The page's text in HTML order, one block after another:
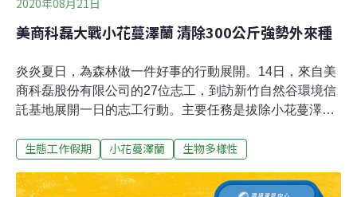
美商科磊大戰小花蔓澤蘭 清除300公斤強勢外來種
炎炎夏日，為森林做一件好事的行動展開。14日，來自美
商科磊股份有限公司的27位志工，到訪新竹自然谷環境信
託基地展開一日的志工行動。主要任務是拔除小花蔓澤
可愛，但其實卻有綠癌之稱，這種強勢的外來種常常不用
每一段落下的枝節，都有機會再長出根來成為新的一株植
生態工作假期 小花蔓澤蘭 生物多樣性